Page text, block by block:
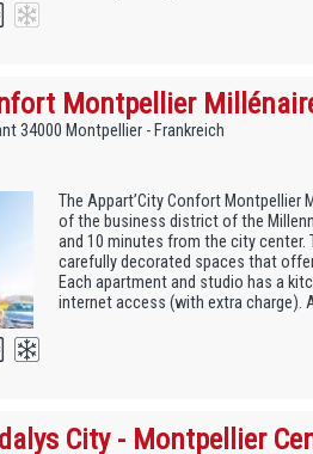
Montpellier
34000 Montpellier - Frankreich
The Appart’City Confort Montpellier
of the business district of the
and 10 minutes from the city
carefully decorated spaces that
Each apartment and studio has a
internet access (with extra charge).
City - Montpellier